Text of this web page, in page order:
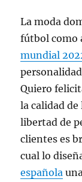
La moda
fútbol como
mundial
Quiero
la calidad de
libertad de
clientes es
cual lo
española